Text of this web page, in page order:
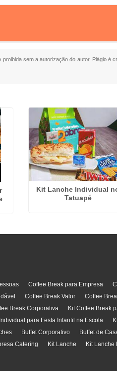
sem a autorização do autor. Plágio é
Kit Lanche Individual
Tatuapé
Coffee Break para Empresa
Coffee Break Valor
Coffee
Break Corporativa Kit Coffee Break
para Festa Infantil na Escola
Buffet Corporativo Buffet de
Catering Kit Lanche Kit Lanche